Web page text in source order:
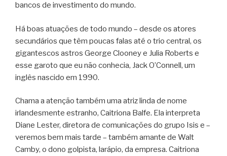
bancos de investimento do mundo.
Há boas atuações de todo mundo – desde os atores
secundários que têm poucas falas até o trio central, os
gigantescos astros George Clooney e Julia Roberts e
esse garoto que eu não conhecia, Jack O’Connell, um
inglês nascido em 1990.
Chama a atenção também uma atriz linda de nome
irlandesmente estranho, Caitriona Balfe. Ela interpreta
Diane Lester, diretora de comunicações do grupo Isis e –
veremos bem mais tarde – também amante de Walt
Camby, o dono golpista, larápio, da empresa. Caitriona